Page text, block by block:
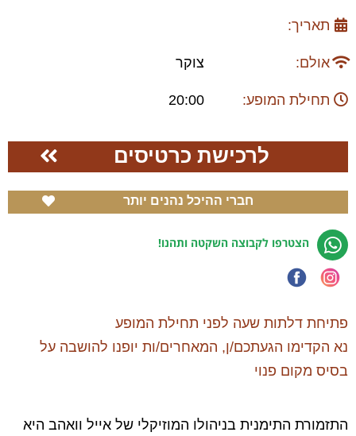
תאריך:
אולם: צוקר
תחילת המופע: 20:00
לרכישת כרטיסים
חברי ההיכל נהנים יותר
הצטרפו לקבוצה השקטה ותהנו!
פתיחת דלתות שעה לפני תחילת המופע
נא הקדימו הגעתכם/ן, המאחרים/ות יופנו להושבה על
בסיס מקום פנוי
התזמורת התימנית בניהולו המוזיקלי של אייל וואהב היא